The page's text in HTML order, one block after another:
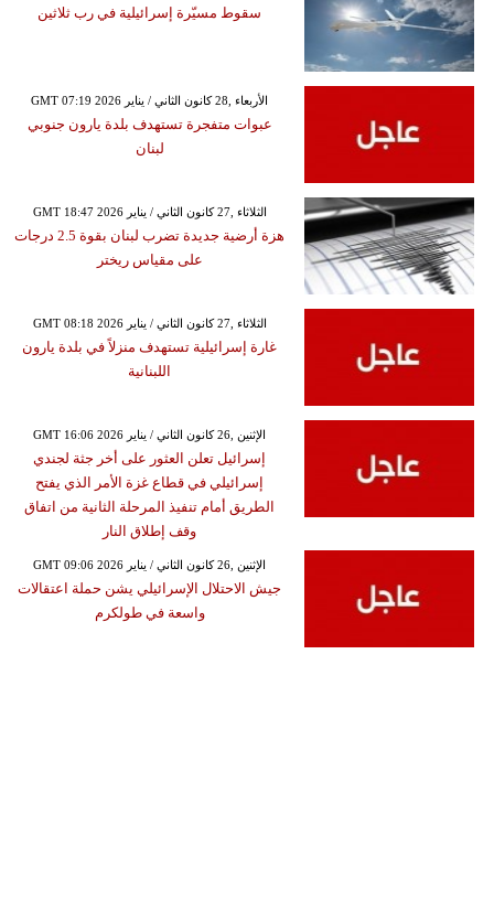
سقوط مسيّرة إسرائيلية في رب ثلاثين
GMT 07:19 2026 الأربعاء ,28 كانون الثاني / يناير
عبوات متفجرة تستهدف بلدة يارون جنوبي
لبنان
GMT 18:47 2026 الثلاثاء ,27 كانون الثاني / يناير
هزة أرضية جديدة تضرب لبنان بقوة 2.5 درجات
على مقياس ريختر
GMT 08:18 2026 الثلاثاء ,27 كانون الثاني / يناير
غارة إسرائيلية تستهدف منزلاً في بلدة يارون
اللبنانية
GMT 16:06 2026 الإثنين ,26 كانون الثاني / يناير
إسرائيل تعلن العثور على أخر جثة لجندي
إسرائيلي في قطاع غزة الأمر الذي يفتح
الطريق أمام تنفيذ المرحلة الثانية من اتفاق
وقف إطلاق النار
GMT 09:06 2026 الإثنين ,26 كانون الثاني / يناير
جيش الاحتلال الإسرائيلي يشن حملة اعتقالات
واسعة في طولكرم